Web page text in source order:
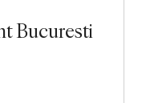
Bucuresti